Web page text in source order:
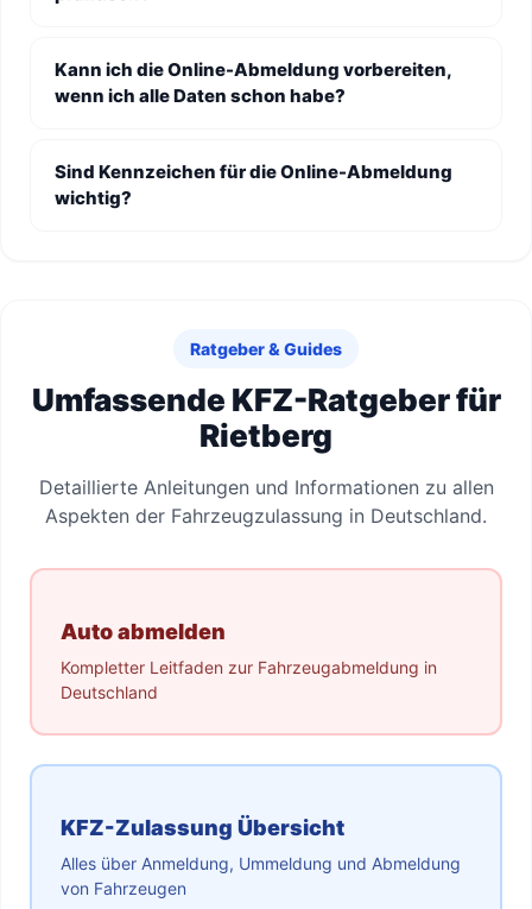
Kann ich die Online-Abmeldung vorbereiten,
wenn ich alle Daten schon habe?
Sind Kennzeichen für die Online-Abmeldung
wichtig?
Ratgeber & Guides
Umfassende KFZ-Ratgeber für
Rietberg
Detaillierte Anleitungen und Informationen zu allen
Aspekten der Fahrzeugzulassung in Deutschland.
Auto abmelden
Kompletter Leitfaden zur Fahrzeugabmeldung in
Deutschland
KFZ-Zulassung Übersicht
Alles über Anmeldung, Ummeldung und Abmeldung
von Fahrzeugen